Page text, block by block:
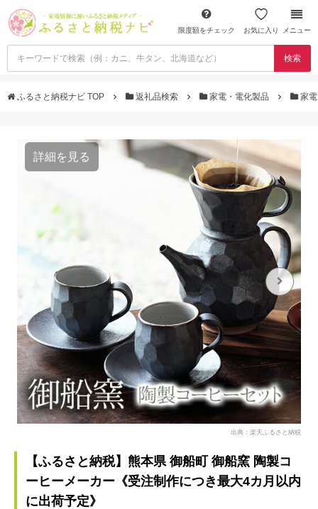
限度額をチェック お気に入り メニュー
検索
ふるさと納税ナビ TOP 返礼品検索 家電・電化製品 家電
詳細を見る
出典：楽天ふるさと納税
【ふるさと納税】熊本県 御船町 御船窯 陶製コ
ーヒーメーカー《受注制作につき最大4カ月以内
に出荷予定》